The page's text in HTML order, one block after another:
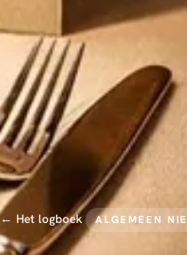
← Het logboek ALGEMEEN